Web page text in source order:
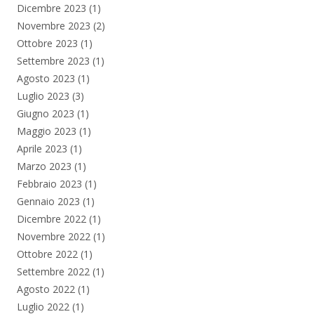
Dicembre 2023 (1)
Novembre 2023 (2)
Ottobre 2023 (1)
Settembre 2023 (1)
Agosto 2023 (1)
Luglio 2023 (3)
Giugno 2023 (1)
Maggio 2023 (1)
Aprile 2023 (1)
Marzo 2023 (1)
Febbraio 2023 (1)
Gennaio 2023 (1)
Dicembre 2022 (1)
Novembre 2022 (1)
Ottobre 2022 (1)
Settembre 2022 (1)
Agosto 2022 (1)
Luglio 2022 (1)